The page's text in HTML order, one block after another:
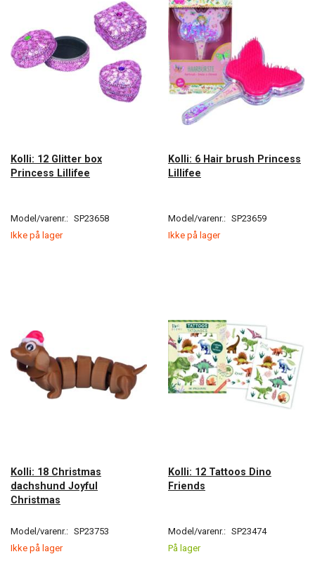
Kolli: 12 Glitter box
Princess Lillifee
Model/varenr.: SP23658
Ikke på lager
Kolli: 6 Hair brush Princess
Lillifee
Model/varenr.: SP23659
Ikke på lager
Kolli: 18 Christmas
dachshund Joyful
Christmas
Model/varenr.: SP23753
Ikke på lager
Kolli: 12 Tattoos Dino
Friends
Model/varenr.: SP23474
På lager